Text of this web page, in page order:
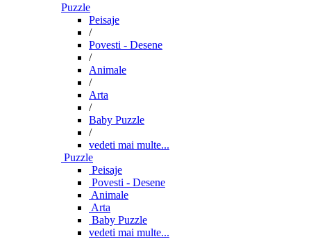
Puzzle
Peisaje
/
Povesti - Desene
/
Animale
/
Arta
/
Baby Puzzle
/
vedeti mai multe...
Puzzle
Peisaje
Povesti - Desene
Animale
Arta
Baby Puzzle
vedeti mai multe...